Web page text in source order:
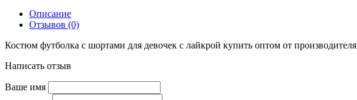
Описание
Отзывов (0)
Костюм футболка с шортами для девочек с лайкрой купить оптом от производителя
Написать отзыв
Ваше имя